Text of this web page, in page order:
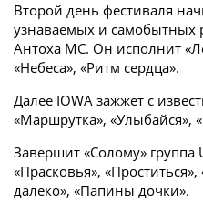
Второй день фестиваля
узнаваемых и самобытных
Антоха МС. Он исполнит
«Небеса», «Ритм сердца».
Далее IOWA зажжет с
«Маршрутка», «Улыбайся»,
Завершит «Солому» группа
«Прасковья»,
далеко», «Папины дочки».